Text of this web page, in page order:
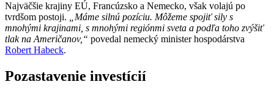
Najväčšie krajiny EÚ, Francúzsko a Nemecko, však volajú po
tvrdšom postoji.
„Máme silnú pozíciu. Môžeme spojiť sily s
mnohými krajinami, s mnohými regiónmi sveta a podľa toho zvýšiť
tlak na Američanov,“ povedal nemecký minister hospodárstva
Robert Habeck.
Pozastavenie investícií